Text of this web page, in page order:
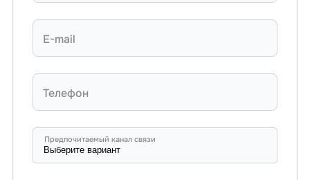
E-mail
Телефон
Предпочитаемый канал связи